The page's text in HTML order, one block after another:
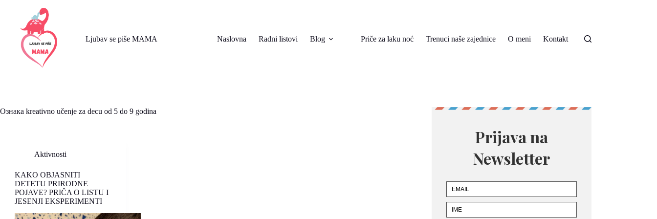
Ljubav se piše MAMA Naslovna Radni listovi Blog Priče za laku noć Trenuci naše zajednice O meni Kontakt
Ознака kreativno učenje za decu od 5 do 9 godina
Aktivnosti
KAKO OBJASNITI
DETETU PRIRODNE
POJAVE? PRIČA O LISTU I
JESENJI EKSPERIMENTI